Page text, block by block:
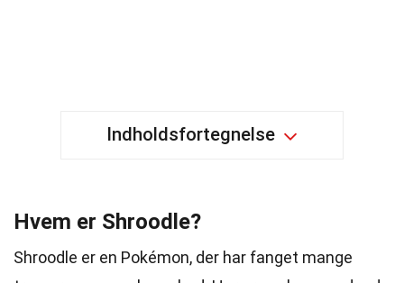
Indholdsfortegnelse
Hvem er Shroodle?
Shroodle er en Pokémon, der har fanget mange